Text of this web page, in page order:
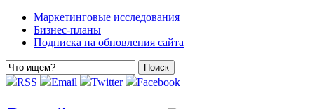
Маркетинговые исследования
Бизнес-планы
Подписка на обновления сайта
RSS Email Twitter Facebook